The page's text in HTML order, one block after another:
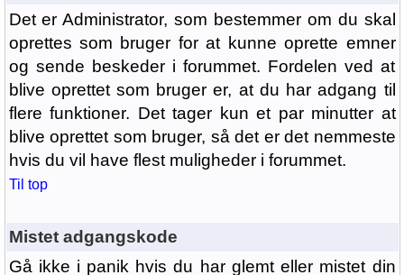
Det er Administrator, som bestemmer om du skal
oprettes som bruger for at kunne oprette emner
og sende beskeder i forummet. Fordelen ved at
blive oprettet som bruger er, at du har adgang til
flere funktioner. Det tager kun et par minutter at
blive oprettet som bruger, så det er det nemmeste
hvis du vil have flest muligheder i forummet.
Til top
Mistet adgangskode
Gå ikke i panik hvis du har glemt eller mistet din